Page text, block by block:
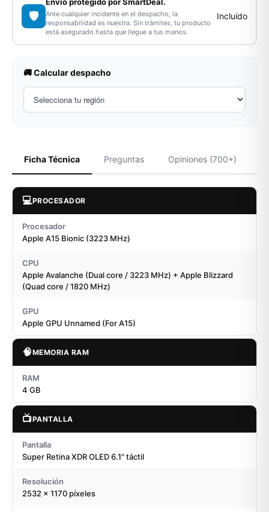
🛡️
Ante cualquier incidente en el despacho, la
responsabilidad es nuestra. Sin trámites, tu producto
está asegurado hasta que llegue a tus manos.
Incluido
🚚 Calcular despacho
Ficha Técnica Preguntas Opiniones (700+)
💻PROCESADOR
Procesador
Apple A15 Bionic (3223 MHz)
CPU
Apple Avalanche (Dual core / 3223 MHz) + Apple Blizzard
(Quad core / 1820 MHz)
GPU
Apple GPU Unnamed (For A15)
🧠MEMORIA RAM
RAM
4 GB
📺PANTALLA
Pantalla
Super Retina XDR OLED 6.1" táctil
Resolución
2532 x 1170 píxeles